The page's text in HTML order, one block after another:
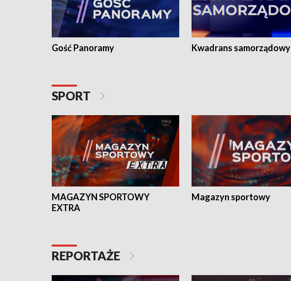
Gość Panoramy Kwadrans samorządowy
SPORT
MAGAZYN SPORTOWY
EXTRA
Magazyn sportowy
REPORTAŻE